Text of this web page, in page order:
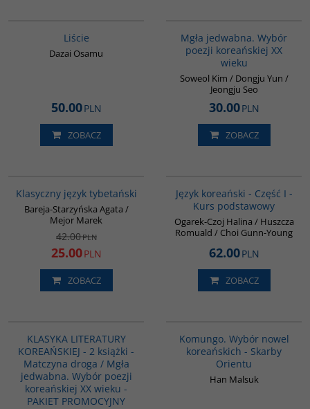
Liście
Dazai Osamu
50.00PLN
ZOBACZ
Mgła jedwabna. Wybór
poezji koreańskiej XX
wieku
Soweol Kim / Dongju Yun /
Jeongju Seo
30.00PLN
ZOBACZ
Klasyczny język tybetański
Bareja-Starzyńska Agata /
Mejor Marek
42.00PLN
25.00PLN
ZOBACZ
Język koreański - Część I -
Kurs podstawowy
Ogarek-Czoj Halina / Huszcza
Romuald / Choi Gunn-Young
62.00PLN
ZOBACZ
KLASYKA LITERATURY
KOREAŃSKIEJ - 2 książki -
Matczyna droga / Mgła
jedwabna. Wybór poezji
koreańskiej XX wieku -
PAKIET PROMOCYJNY
Komungo. Wybór nowel
koreańskich - Skarby
Orientu
Han Malsuk